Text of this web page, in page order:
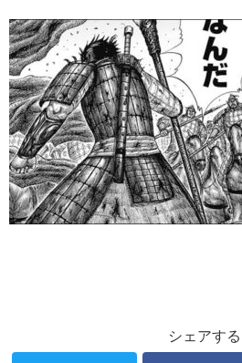
シェアする